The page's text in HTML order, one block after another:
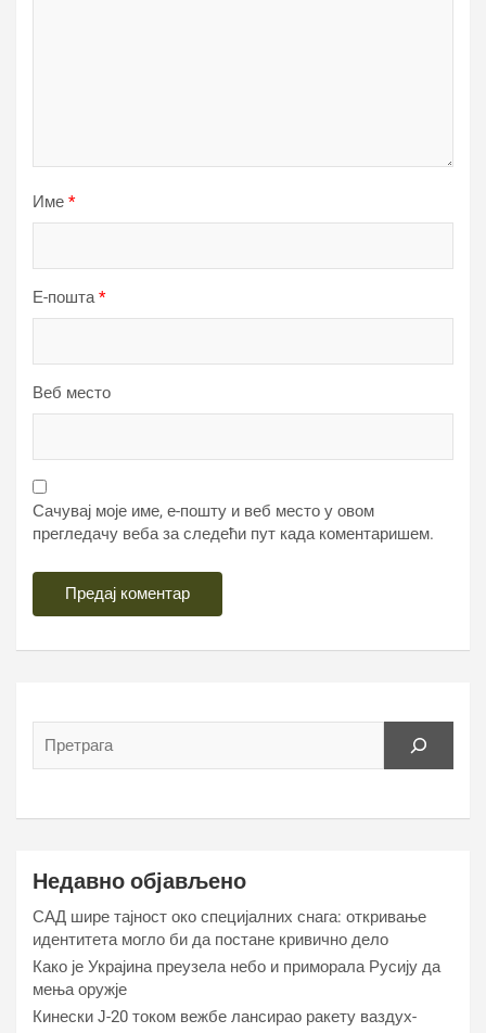
Име *
Е-пошта*
Веб место
Сачувај моје име, е-пошту и веб место у овом
прегледачу веба за следећи пут када коментаришем.
Недавно објављено
САД шире тајност око специјалних снага: откривање
идентитета могло би да постане кривично дело
Како је Украјина преузела небо и приморала Русију да
мења оружје
Кинески Ј-20 током вежбе лансирао ракету ваздух-